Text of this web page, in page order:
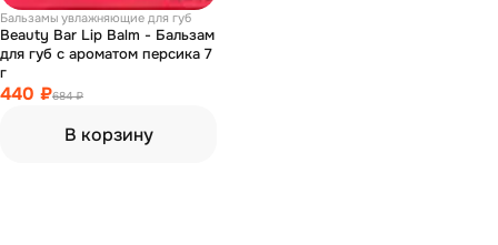
Бальзамы увлажняющие для губ
Beauty Bar Lip Balm - Бальзам
для губ с ароматом персика 7
г
440 ₽684 ₽
В корзину